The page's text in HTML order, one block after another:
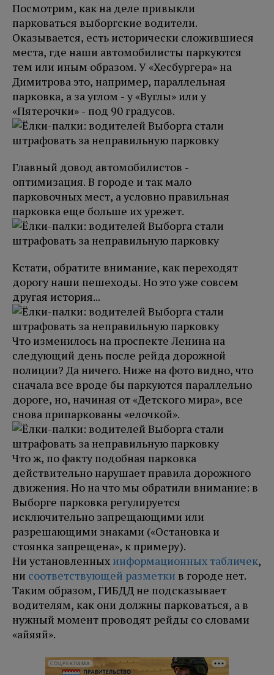
Посмотрим, как на деле привыкли
парковаться выборгские водители.
Оказывается, есть исторически сложившиеся
места, где наши автомобилисты паркуются
тем или иным образом. У «Хесбургера» на
Димитрова это, например, параллельная
парковка, а за углом - у «Вуглы» или у
«Пятерочки» - под 90 градусов.
Главный довод автомобилистов -
оптимизация. В городе и так мало
парковочных мест, а условно правильная
парковка еще больше их урежет.
Кстати, обратите внимание, как переходят
дорогу наши пешеходы. Но это уже совсем
другая история...
Что изменилось на проспекте Ленина на
следующий день после рейда дорожной
полиции? Да ничего. Ниже на фото видно, что
сначала все вроде бы паркуются параллельно
дороге, но, начиная от «Детского мира», все
снова припаркованы «елочкой».
Что ж, по факту подобная парковка
действительно нарушает правила дорожного
движения. Но на что мы обратили внимание: в
Выборге парковка регулируется
исключительно запрещающими или
разрешающими знаками («Остановка и
стоянка запрещена», к примеру).
Ни установленных информационных табличек,
ни соответствующей разметки в городе нет.
Таким образом, ГИБДД не подсказывает
водителям, как они должны парковаться, а в
нужный момент проводят рейды со словами
«айяяй».
СОЦРЕКЛАМА